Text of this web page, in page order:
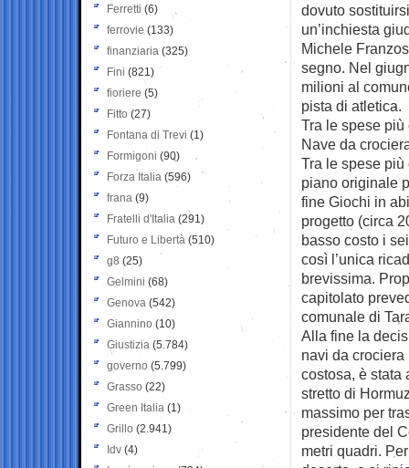
dovuto
un’inchiesta
Michele
segno. Nel
milioni al
pista di atletica.
Tra le spese
Nave da
Tra le spese
piano originale
fine Giochi in
progetto (circa
basso costo i
così l’unica
brevissima.
capitolato
comunale di
Alla fine la
navi da crociera
costosa, è stata
stretto di
massimo per
presidente del
metri quadri.
Ferretti (6)
ferrovie (133)
finanziaria (325)
Fini (821)
fioriere (5)
Fitto (27)
Fontana di Trevi (1)
Formigoni (90)
Forza Italia (596)
frana (9)
Fratelli d'Italia (291)
Futuro e Libertà (510)
g8 (25)
Gelmini (68)
Genova (542)
Giannino (10)
Giustizia (5.784)
governo (5.799)
Grasso (22)
Green Italia (1)
Grillo (2.941)
Idv (4)